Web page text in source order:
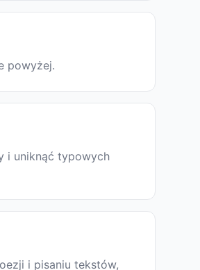
powyżej.
i uniknąć typowych
i pisaniu tekstów,